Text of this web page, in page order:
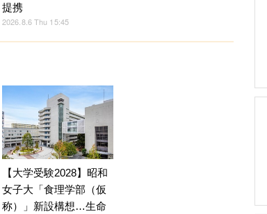
提携
2026.8.6 Thu 15:45
【大学受験2028】昭和
女子大「食理学部（仮
称）」新設構想…生命